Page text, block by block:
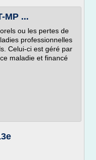
MP ...
ou les pertes de
professionnelles
Celui-ci est géré par
maladie et financé